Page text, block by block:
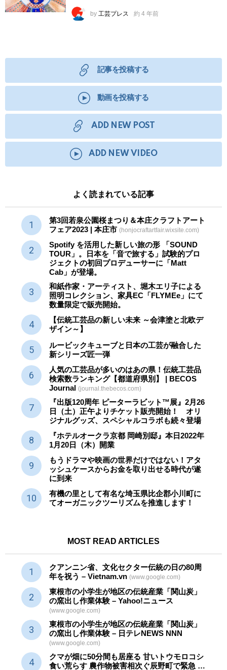
by 工芸プレス 約 4 年前
記事を投稿する
動画を投稿する
ADD NEW POST
ADD NEW VIDEO
よく読まれている記事
第3回若泉公園桜まつり＆本庄クラフトアート
フェア2023 | 本庄市 (honjocraftartfair.wixsite.com)
Spotify を活用した新しい旅の形 「SOUND
TOUR」。日本を「音で旅する」試験的プロ
ジェクトの初回プロデューサーに「Matt
Cab」が登場。
和紙作家・アーティスト、堀木エリ子による
照明コレクション、家具EC「FLYMEe」にて
数量限定で販売開始。
【伝統工芸品の新しい未来 ～会津塗と北欧デ
ザイン～】
ルービックキューブと日本の工芸が融合した
新シリーズ匠一弾
人気の工芸品が多いのはあの県！伝統工芸品
検索数ランキング【都道府県別】 | BECOS
Journal (journal.thebecos.com)
『出版120周年 ピーターラビット™展』2月26
日（土）正午よりチケット販売開始！ オリ
ジナルグッズ、スペシャルコラボも続々登場
『ホテルオークラ京都 岡崎別邸』本日2022年
1月20日（木）開業
もうドラマや映画の世界だけではない！アタ
ッシュケースからお金を取り出せる時代が遂
に到来
有機の里として有名な埼玉県比企郡小川町に
てオーガニックツーリズムを推進します！
MOST READ ARTICLES
クアンニン省、文化セクター伝統の日の80周
年を祝う – Vietnam.vn (www.google.com)
東根市の小学生が地区の伝統産業 「関山炭」
の窯出し作業体験 – Yahoo!ニュース
(www.google.com)
東根市の小学生が地区の伝統産業 「関山炭」
の窯出し作業体験 – 日テレNEWS NNN
(www.google.com)
クマが畑に50分間も居座る 甘いトウモロコシ
食い荒らす 農作物被害相次ぐ辰野町で緊急 …